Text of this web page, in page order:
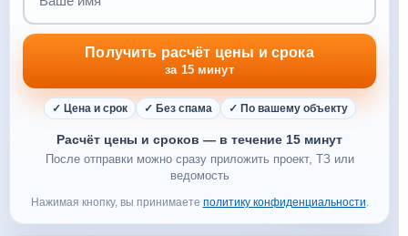
Получить расчёт цены и срока
за 15 минут
✓ Цена и срок ✓ Без спама ✓ По вашему объекту
Расчёт цены и сроков — в течение 15 минут
После отправки можно сразу приложить проект, ТЗ или
ведомость
Нажимая кнопку, вы принимаете политику конфиденциальности